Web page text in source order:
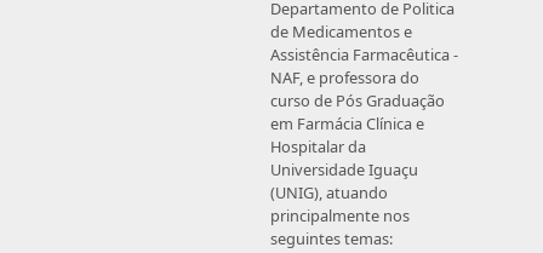
Departamento de Politica
de Medicamentos e
Assistência Farmacêutica -
NAF, e professora do
curso de Pós Graduação
em Farmácia Clínica e
Hospitalar da
Universidade Iguaçu
(UNIG), atuando
principalmente nos
seguintes temas: